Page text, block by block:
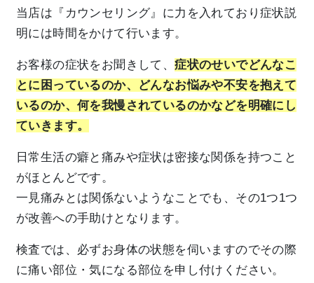
当店は『カウンセリング』に力を入れており症状説
明には時間をかけて行います。
お客様の症状をお聞きして、症状のせいでどんなこ
とに困っているのか、どんなお悩みや不安を抱えて
いるのか、何を我慢されているのかなどを明確にし
ていきます。
日常生活の癖と痛みや症状は密接な関係を持つこと
がほとんどです。
一見痛みとは関係ないようなことでも、その1つ1つ
が改善への手助けとなります。
検査では、必ずお身体の状態を伺いますのでその際
に痛い部位・気になる部位を申し付けください。